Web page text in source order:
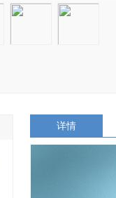
详情